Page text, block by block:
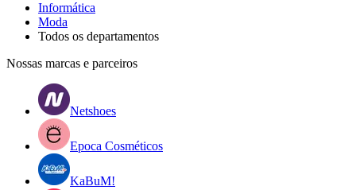
Informática
Moda
Todos os departamentos
Nossas marcas e parceiros
Netshoes
Epoca Cosméticos
KaBuM!